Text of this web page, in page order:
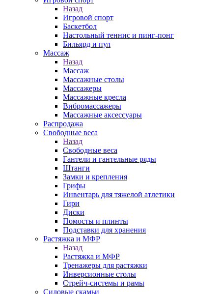
Назад
Игровой спорт
Баскетбол
Настольный теннис и пинг-понг
Бильярд и пул
Массаж
Назад
Массаж
Массажные столы
Массажеры
Массажные кресла
Вибромассажеры
Массажные аксессуары
Распродажа
Свободные веса
Назад
Свободные веса
Гантели и гантельные ряды
Штанги
Замки и крепления
Грифы
Инвентарь для тяжелой атлетики
Гири
Диски
Помосты и плинты
Подставки для хранения
Растяжка и МФР
Назад
Растяжка и МФР
Тренажеры для растяжки
Инверсионные столы
Стрейч-системы и рамы
Силовые скамьи